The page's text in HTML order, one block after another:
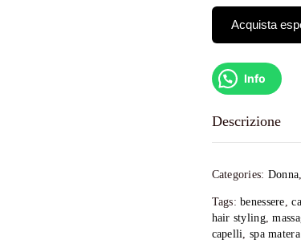
Acquista
Info
Descrizione
sensoriale che
momento di
Il rituale ha
tensioni
Categories: Donna,
Tags:benessere,
hair styling,
capelli,spa matera